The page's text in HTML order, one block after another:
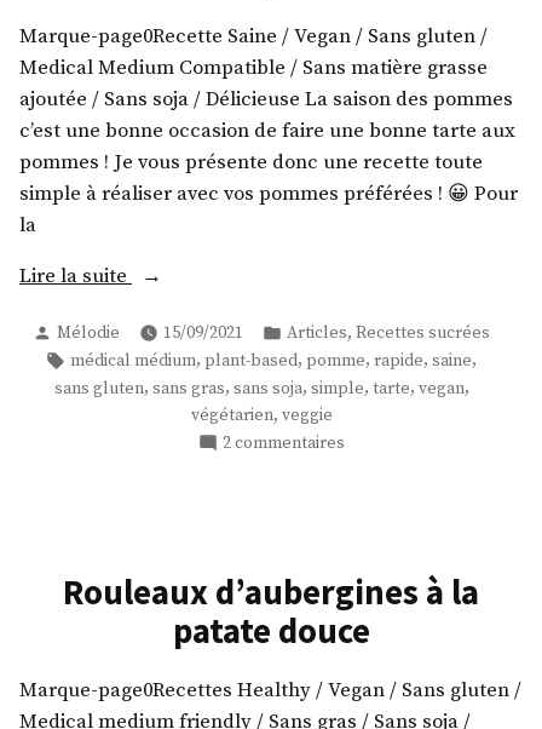
!
Marque-page0Recette Saine / Vegan / Sans gluten /
Medical Medium Compatible / Sans matière grasse
ajoutée / Sans soja / Délicieuse La saison des pommes
c’est une bonne occasion de faire une bonne tarte aux
pommes ! Je vous présente donc une recette toute
simple à réaliser avec vos pommes préférées ! 😀 Pour
la
Lire la suite « Tarte
pommes
vegan
et
Publié
par
Mélodie 15/09/2021
Publié
dans
Articles, Recettes sucrées
Étiquettes :
médical médium, plant-based, pomme, rapide, saine,
sans gluten, sans gras, sans soja, simple, tarte, vegan,
végétarien, veggie
2 commentairessur
et
sans
gluten
Rouleaux d’aubergines à la
patate douce
Marque-page0Recettes Healthy / Vegan / Sans gluten /
Medical medium friendly / Sans gras / Sans soja /